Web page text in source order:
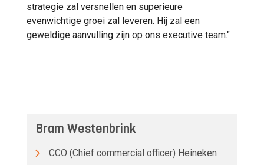
strategie zal versnellen en superieure
evenwichtige groei zal leveren. Hij zal een
geweldige aanvulling zijn op ons executive team."
Bram Westenbrink
CCO (Chief commercial officer) Heineken